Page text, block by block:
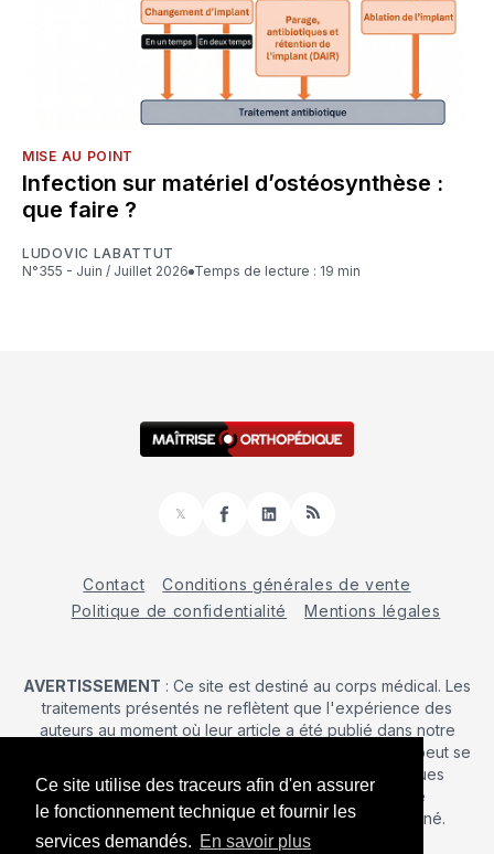
Ce site utilise des traceurs afin d'en assurer
le fonctionnement technique et fournir les
services demandés. En savoir plus
MISE AU POINT
Infection sur matériel d’ostéosynthèse :
que faire ?
LUDOVIC LABATTUT
N°355 - Juin / Juillet 2026
Temps de lecture : 19 min
𝕏
FacebookLinkedInRSS
Contact
Conditions générales de vente
Politique de confidentialité
Mentions légales
AVERTISSEMENT : Ce site est destiné au corps médical. Les
traitements présentés ne reflètent que l'expérience des
auteurs au moment où leur article a été publié dans notre
journal. La décision d’une intervention chirurgicale ne peut se
prendre qu'après un examen clinique. Les techniques
publiées ici ne sauraient justifier une quelconque
revendication de la part d'un soignant ou d'un soigné.